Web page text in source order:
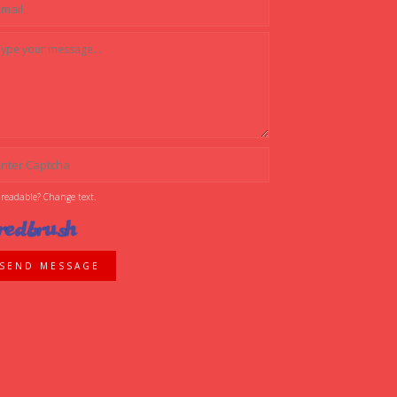
Change text.
SEND MESSAGE